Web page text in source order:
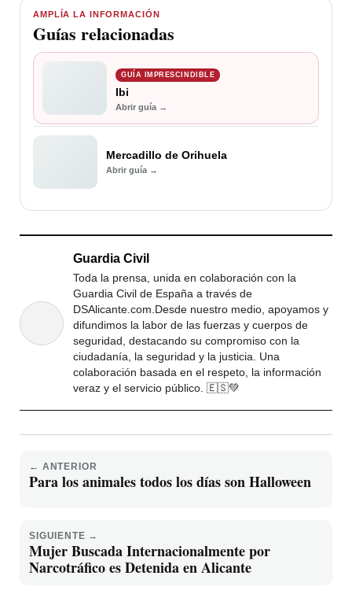
AMPLÍA LA INFORMACIÓN
Guías relacionadas
GUÍA IMPRESCINDIBLE
Ibi
Abrir guía →
Mercadillo de Orihuela
Abrir guía →
Guardia Civil
Toda la prensa, unida en colaboración con la
Guardia Civil de España a través de
DSAlicante.com.Desde nuestro medio, apoyamos y
difundimos la labor de las fuerzas y cuerpos de
seguridad, destacando su compromiso con la
ciudadanía, la seguridad y la justicia. Una
colaboración basada en el respeto, la información
veraz y el servicio público. 🇪🇸💚
← ANTERIOR
Para los animales todos los días son Halloween
SIGUIENTE →
Mujer Buscada Internacionalmente por
Narcotráfico es Detenida en Alicante